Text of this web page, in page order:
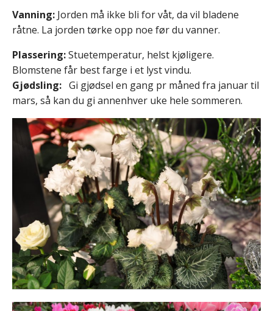
Vanning: Jorden må ikke bli for våt, da vil bladene
råtne. La jorden tørke opp noe før du vanner.
Plassering:Stuetemperatur, helst kjøligere.
Blomstene får best farge i et lyst vindu.
Gjødsling: Gi gjødsel en gang pr måned fra januar til
mars, så kan du gi annenhver uke hele sommeren.